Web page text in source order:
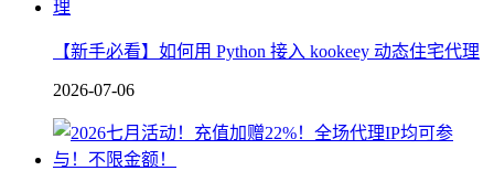
【新手必看】如何用 Python 接入 kookeey 动态住宅代理
2026-07-06